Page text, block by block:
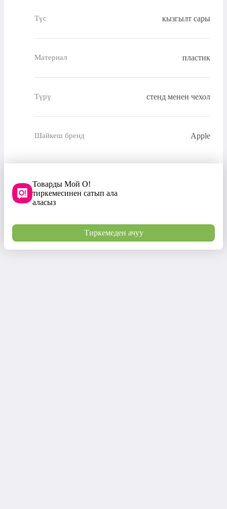
Түс кызгылт сары
Материал пластик
Түрү стенд менен чехол
Шайкеш бренд Apple
Товарды Мой О!
тиркемесинен сатып ала
аласыз
Тиркемеден ачуу